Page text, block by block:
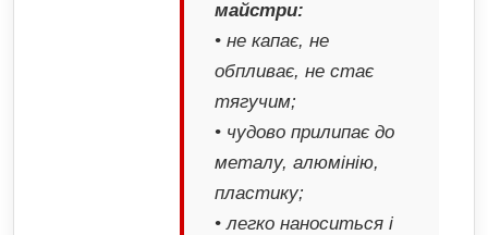
майстри:
• не капає, не
обпливає, не стає
тягучим;
• чудово прилипає до
металу, алюмінію,
пластику;
• легко наноситься і